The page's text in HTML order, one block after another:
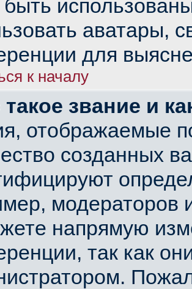
быть
аватары,
для
к началу
звание и
отображаемые
созданных
модераторов
напрямую
так как